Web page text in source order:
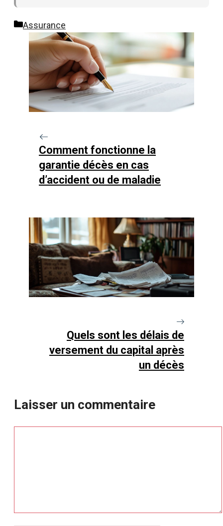
Catégories
Assurance
Comment fonctionne la
garantie décès en cas
d’accident ou de maladie
Quels sont les délais de
versement du capital après
un décès
Laisser un commentaire